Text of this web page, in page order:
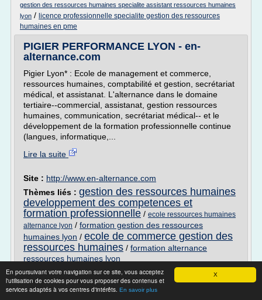
X
En poursuivant votre navigation sur ce site, vous acceptez
l'utilisation de cookies pour vous proposer des contenus et
services adaptés à vos centres d'intérêts. En savoir plus
gestion des ressources humaines specialite assistant ressources humaines
lyon / licence professionnelle specialite gestion des ressources
humaines en pme
PIGIER PERFORMANCE LYON - en-
alternance.com
Pigier Lyon* : Ecole de management et commerce,
ressources humaines, comptabilité et gestion, secrétariat
médical, et assistanat. L'alternance dans le domaine
tertiaire--commercial, assistanat, gestion ressources
humaines, communication, secrétariat médical-- et le
développement de la formation professionnelle continue
(langues, informatique,...
Lire la suite
Site : http://www.en-alternance.com
Thèmes liés : gestion des ressources humaines
developpement des competences et
formation professionnelle / ecole ressources humaines
alternance lyon / formation gestion des ressources
humaines lyon / ecole de commerce gestion des
ressources humaines / formation alternance
ressources humaines lyon
Emploi Alternance Ressources Humaines
Licence - jobisjob.fr